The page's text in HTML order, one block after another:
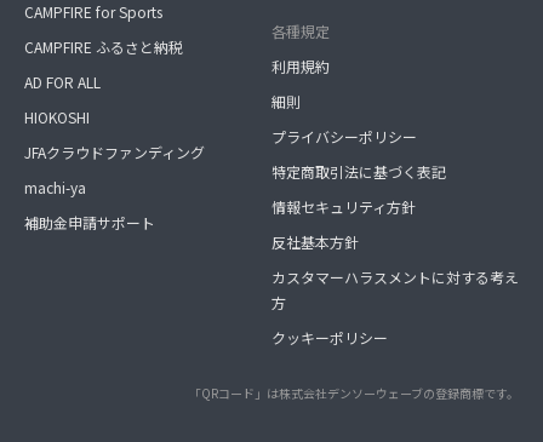
CAMPFIRE for Sports
CAMPFIRE ふるさと納税
AD FOR ALL
HIOKOSHI
JFAクラウドファンディング
machi-ya
補助金申請サポート
各種規定
利用規約
細則
プライバシーポリシー
特定商取引法に基づく表記
情報セキュリティ方針
反社基本方針
カスタマーハラスメントに対する考え
方
クッキーポリシー
「QRコード」は株式会社デンソーウェーブの登録商標です。